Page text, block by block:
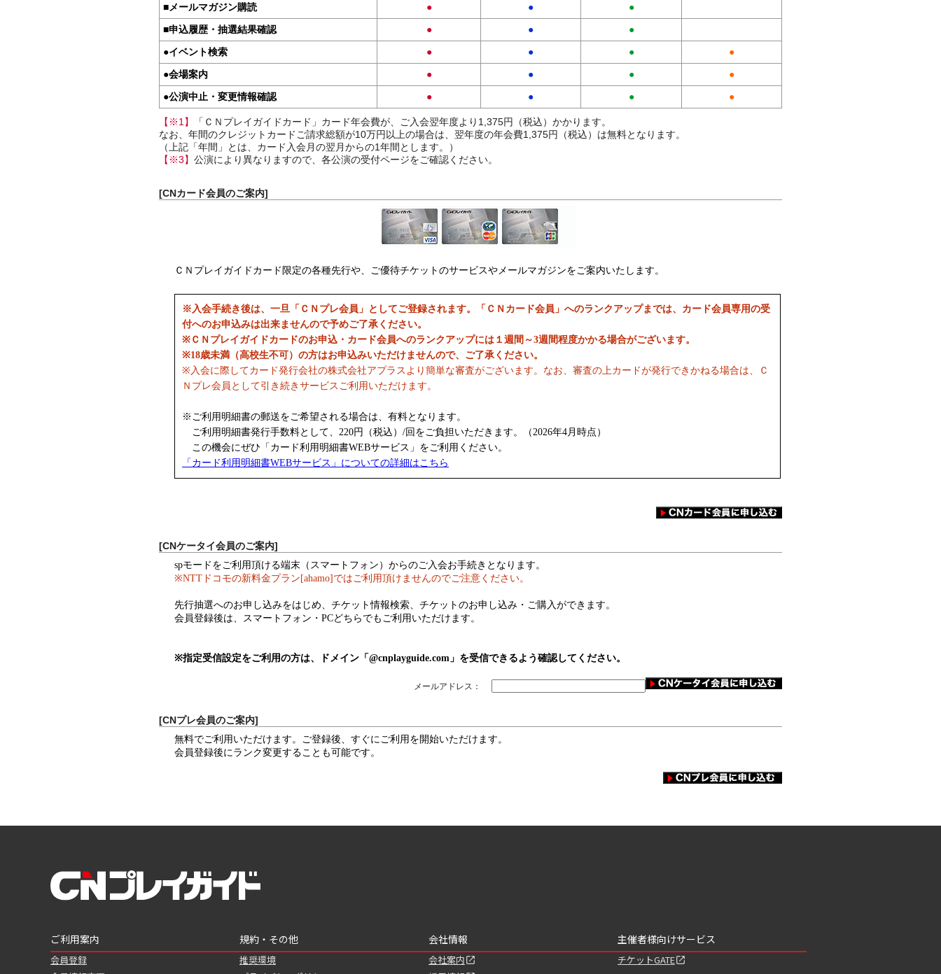
■メールマガジン購読 ● ● ●
■申込履歴・抽選結果確認 ● ● ●
●イベント検索 ● ● ● ●
●会場案内 ● ● ● ●
●公演中止・変更情報確認 ● ● ● ●
【※1】
「ＣＮプレイガイドカード」カード年会費が、ご入会翌年度より1,375円（税込）かかります。
なお、年間のクレジットカードご請求総額が10万円以上の場合は、翌年度の年会費1,375円（税込）は無料となります。
（上記「年間」とは、カード入会月の翌月からの1年間とします。）
【※3】 公演により異なりますので、各公演の受付ページをご確認ください。
[CNカード会員のご案内]
ＣＮプレイガイドカード限定の各種先行や、ご優待チケットのサービスやメールマガジンをご案内いたします。
※入会手続き後は、一旦「ＣＮプレ会員」としてご登録されます。「ＣＮカード会員」へのランクアップまでは、カード会員専用の受
付へのお申込みは出来ませんので予めご了承ください。
※ＣＮプレイガイドカードのお申込・カード会員へのランクアップには１週間～3週間程度かかる場合がございます。
※18歳未満（高校生不可）の方はお申込みいただけませんので、ご了承ください。
※入会に際してカード発行会社の株式会社アプラスより簡単な審査がございます。なお、審査の上カードが発行できかねる場合は、Ｃ
Ｎプレ会員として引き続きサービスご利用いただけます。
※ご利用明細書の郵送をご希望される場合は、有料となります。
ご利用明細書発行手数料として、220円（税込）/回をご負担いただきます。（2026年4月時点）
この機会にぜひ「カード利用明細書WEBサービス」をご利用ください。
「カード利用明細書WEBサービス」についての詳細はこちら
[CNケータイ会員のご案内]
spモードをご利用頂ける端末（スマートフォン）からのご入会お手続きとなります。
※NTTドコモの新料金プラン[ahamo]ではご利用頂けませんのでご注意ください。
先行抽選へのお申し込みをはじめ、チケット情報検索、チケットのお申し込み・ご購入ができます。
会員登録後は、スマートフォン・PCどちらでもご利用いただけます。
※指定受信設定をご利用の方は、ドメイン「@cnplayguide.com」を受信できるよう確認してください。
メールアドレス：
[CNプレ会員のご案内]
無料でご利用いただけます。ご登録後、すぐにご利用を開始いただけます。
会員登録後にランク変更することも可能です。
ご利用案内
会員登録
規約・その他
推奨環境
会社情報
会社案内
主催者様向けサービス
チケットGATE